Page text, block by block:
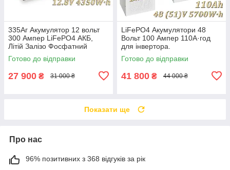
335Аг Акумулятор 12 вольт
300 Ампер LiFePO4 АКБ,
Літій Залізо Фосфатний
Акумулятор для дому, заміна
для AGM
Готово до відправки
27 900 ₴ 31 000 ₴
LiFePO4 Акумулятори 48
Вольт 100 Ампер 110А·год
для інвертора.
Електростанція для дачі та
дому 51В. EVE 105ah Jikong
Готово до відправки
41 800 ₴ 44 000 ₴
Показати ще
Про нас
96% позитивних з 368 відгуків за рік